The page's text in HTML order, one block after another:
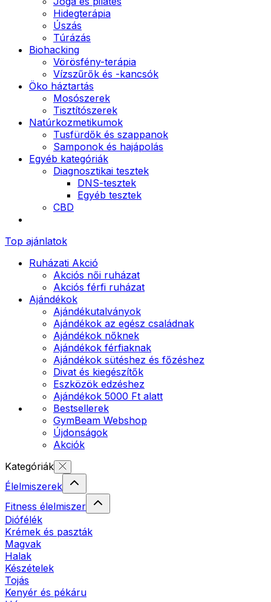
Hidegterápia
Úszás
Túrázás
Biohacking
Vörösfény-terápia
Vízszűrők és -kancsók
Öko háztartás
Mosószerek
Tisztítószerek
Natúrkozmetikumok
Tusfürdők és szappanok
Samponok és hajápolás
Egyéb kategóriák
Diagnosztikai tesztek
DNS-tesztek
Egyéb tesztek
CBD
Top ajánlatok
Ruházati Akció
Akciós női ruházat
Akciós férfi ruházat
Ajándékok
Ajándékutalványok
Ajándékok az egész családnak
Ajándékok nőknek
Ajándékok férfiaknak
Ajándékok sütéshez és főzéshez
Divat és kiegészítők
Eszközök edzéshez
Ajándékok 5000 Ft alatt
Bestsellerek
GymBeam Webshop
Újdonságok
Akciók
Kategóriák
Élelmiszerek
Fitness élelmiszer
Diófélék
Krémek és paszták
Magvak
Halak
Készételek
Tojás
Kenyér és pékáru